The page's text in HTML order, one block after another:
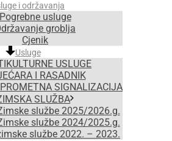
i održavanja
Pogrebne usluge
groblja
Cjenik
Usluge
USLUGE
I RASADNIK
SIGNALIZACIJA
SLUŽBA
službe 2025/2026.g.
službe 2024/2025.g.
službe 2022. – 2023.